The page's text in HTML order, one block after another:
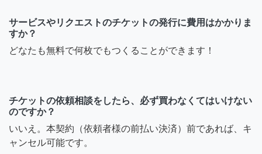
サービスやリクエストのチケットの発行に費用はかかりま
すか？
どなたも無料で何枚でもつくることができます！
チケットの依頼相談をしたら、必ず買わなくてはいけない
のですか？
いいえ。本契約（依頼者様の前払い決済）前であれば、キ
ャンセル可能です。